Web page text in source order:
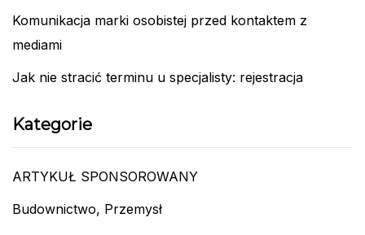
Komunikacja marki osobistej przed kontaktem z
mediami
Jak nie stracić terminu u specjalisty: rejestracja
Kategorie
ARTYKUŁ SPONSOROWANY
Budownictwo, Przemysł